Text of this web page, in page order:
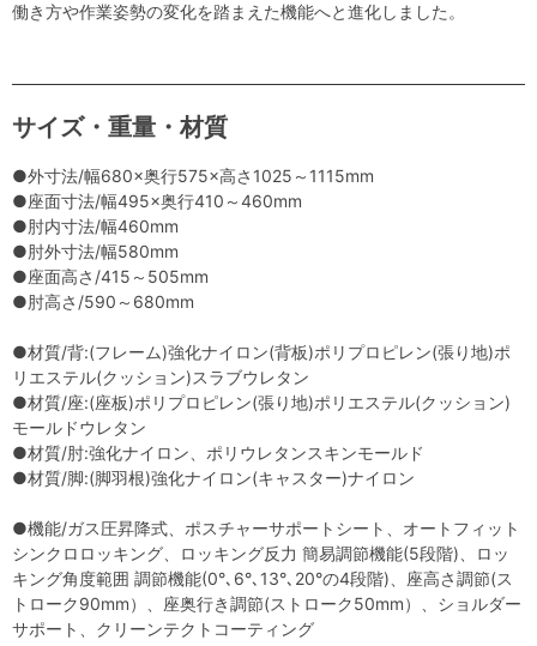
働き方や作業姿勢の変化を踏まえた機能へと進化しました。
サイズ・重量・材質
●外寸法/幅680×奥行575×高さ1025～1115mm
●座面寸法/幅495×奥行410～460mm
●肘内寸法/幅460mm
●肘外寸法/幅580mm
●座面高さ/415～505mm
●肘高さ/590～680mm
●材質/背:(フレーム)強化ナイロン(背板)ポリプロピレン(張り地)ポ
リエステル(クッション)スラブウレタン
●材質/座:(座板)ポリプロピレン(張り地)ポリエステル(クッション)
モールドウレタン
●材質/肘:強化ナイロン、ポリウレタンスキンモールド
●材質/脚:(脚羽根)強化ナイロン(キャスター)ナイロン
●機能/ガス圧昇降式、ポスチャーサポートシート、オートフィット
シンクロロッキング、ロッキング反力 簡易調節機能(5段階)、ロッ
キング角度範囲 調節機能(0°､6°､13°､20°の4段階)、座高さ調節(ス
トローク90mm）、座奥行き調節(ストローク50mm）、ショルダー
サポート、クリーンテクトコーティング